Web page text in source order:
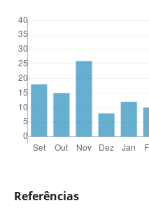
Referências